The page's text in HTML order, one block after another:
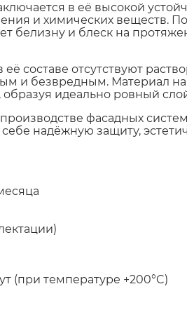
в её высокой
и химических веществ.
белизну и блеск на
составе отсутствуют
и безвредным. Материал
идеально ровный
фасадных
надёжную защиту,
(при температуре +200°C)